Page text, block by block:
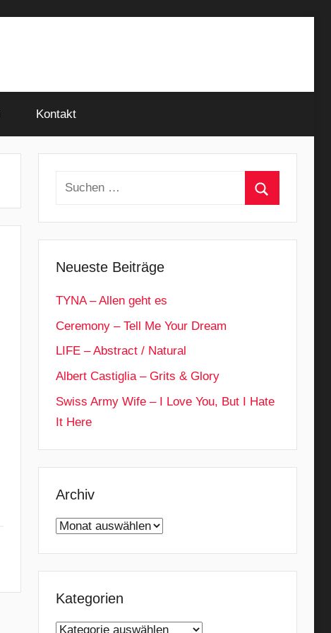
Kontakt
Suchen
Neueste Beiträge
TYNA – Allen geht es
Ceremony – Tell Me Your Dream
LIFE – Abstract / Natural
Albert Castiglia – Grits & Glory
Swiss Army Wife – I Love You, But I Hate
It Here
Archiv
Archiv
Kategorien
Kategorien